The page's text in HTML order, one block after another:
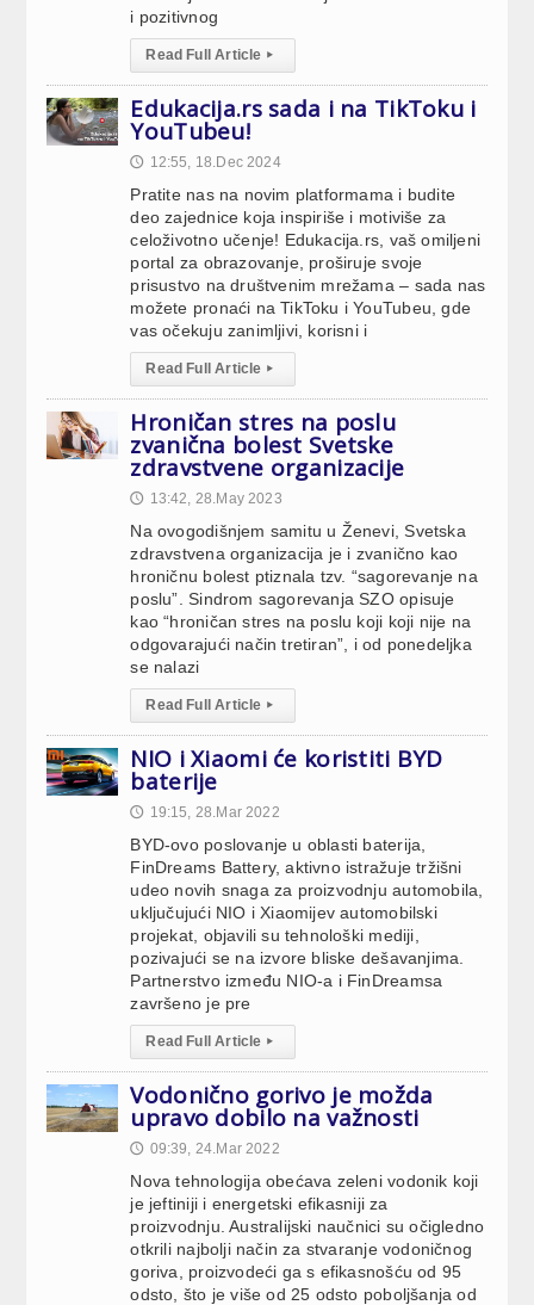
i pozitivnog
Read Full Article ▸
Edukacija.rs sada i na TikToku i
YouTubeu!
🕔 12:55, 18.Dec 2024
Pratite nas na novim platformama i budite
deo zajednice koja inspiriše i motiviše za
celoživotno učenje! Edukacija.rs, vaš omiljeni
portal za obrazovanje, proširuje svoje
prisustvo na društvenim mrežama – sada nas
možete pronaći na TikToku i YouTubeu, gde
vas očekuju zanimljivi, korisni i
Read Full Article ▸
Hroničan stres na poslu
zvanična bolest Svetske
zdravstvene organizacije
🕔 13:42, 28.May 2023
Na ovogodišnjem samitu u Ženevi, Svetska
zdravstvena organizacija je i zvanično kao
hroničnu bolest ptiznala tzv. “sagorevanje na
poslu”. Sindrom sagorevanja SZO opisuje
kao “hroničan stres na poslu koji koji nije na
odgovarajući način tretiran”, i od ponedeljka
se nalazi
Read Full Article ▸
NIO i Xiaomi će koristiti BYD
baterije
🕔 19:15, 28.Mar 2022
BYD-ovo poslovanje u oblasti baterija,
FinDreams Battery, aktivno istražuje tržišni
udeo novih snaga za proizvodnju automobila,
uključujući NIO i Xiaomijev automobilski
projekat, objavili su tehnološki mediji,
pozivajući se na izvore bliske dešavanjima.
Partnerstvo između NIO-a i FinDreamsa
završeno je pre
Read Full Article ▸
Vodonično gorivo je možda
upravo dobilo na važnosti
🕔 09:39, 24.Mar 2022
Nova tehnologija obećava zeleni vodonik koji
je jeftiniji i energetski efikasniji za
proizvodnju. Australijski naučnici su očigledno
otkrili najbolji način za stvaranje vodoničnog
goriva, proizvodeći ga s efikasnošću od 95
odsto, što je više od 25 odsto poboljšanja od